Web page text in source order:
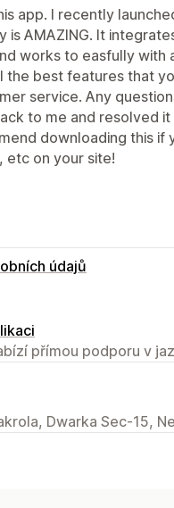
app. I recently
is AMAZING. It
works to easfully with
the best features that
service. Any
to me and resolved it
downloading this if
etc on your site!
údajů
přímou podporu v
Dwarka Sec-15,